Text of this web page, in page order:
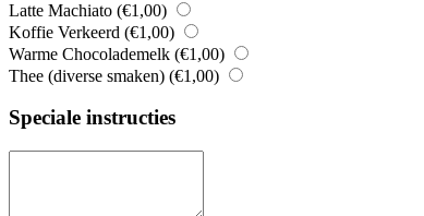
Latte Machiato (€1,00)
Koffie Verkeerd (€1,00)
Warme Chocolademelk (€1,00)
Thee (diverse smaken) (€1,00)
Speciale instructies